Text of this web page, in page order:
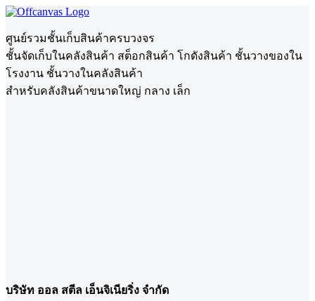
ศูนย์รวมชั้นเก็บสินค้าครบวงจร
ชั้นจัดเก็บในคลังสินค้า สต็อกสินค้า โกดังสินค้า ชั้นวางของใน
โรงงาน ชั้นวางในคลังสินค้า
สำหรับคลังสินค้าขนาดใหญ่ กลาง เล็ก
บริษัท ออล สตีล เอ็นจิเนียริ่ง จำกัด